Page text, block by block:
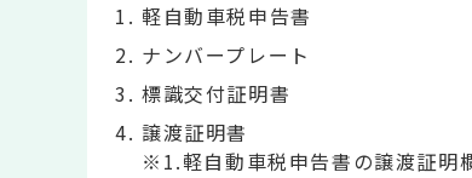
軽自動車税申告書
ナンバープレート
標識交付証明書
譲渡証明書
※1.軽自動車税申告書の譲渡証明